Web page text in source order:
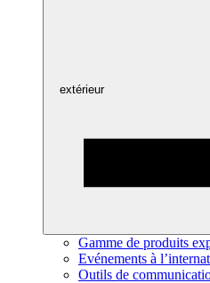
extérieur
Gamme de produits
Evénements à
Outils de